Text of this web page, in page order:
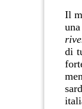
Il
di